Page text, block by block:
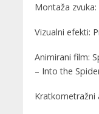
Montaža
Vizualni efekti:
Animirani film:
– Into the
Kratkometražni